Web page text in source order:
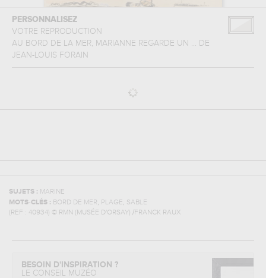
PERSONNALISEZ
VOTRE REPRODUCTION
AU BORD DE LA MER, MARIANNE REGARDE UN ... DE
JEAN-LOUIS FORAIN
SUJETS : MARINE
MOTS-CLÉS : BORD DE MER, PLAGE, SABLE
(REF : 40934) © RMN (MUSÉE D'ORSAY) /FRANCK RAUX
BESOIN D'INSPIRATION ?
LE CONSEIL MUZÉO